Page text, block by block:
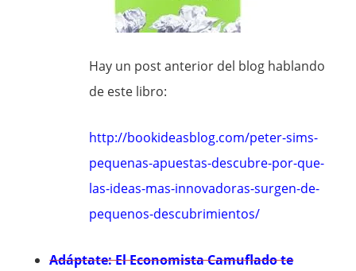
Hay un post anterior del blog hablando
de este libro:
http://bookideasblog.com/peter-sims-
pequenas-apuestas-descubre-por-que-
las-ideas-mas-innovadoras-surgen-de-
pequenos-descubrimientos/
Adáptate: El Economista Camuflado te